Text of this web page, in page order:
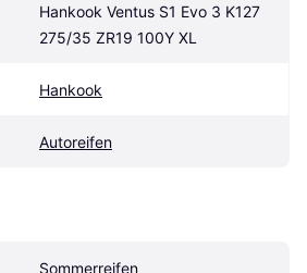
Hankook Ventus S1 Evo 3 K127
275/35 ZR19 100Y XL
Hankook
Autoreifen
Sommerreifen